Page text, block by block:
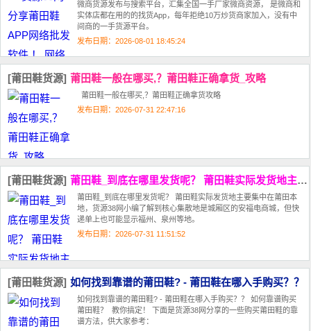
微商货源发布与搜索平台，汇集全国一手厂家微商资源， 是微商和
实体店都在用的的找货App，每年拒绝10万炒货商家加入，没有中
间商的一手货源平台。
发布日期：2026-08-01 18:45:24
[莆田鞋货源] 莆田鞋一般在哪买,？莆田鞋正确拿货_攻略
莆田鞋一般在哪买,？莆田鞋正确拿货攻略
发布日期：2026-07-31 22:47:16
[莆田鞋货源] 莆田鞋_到底在哪里发货呢？ 莆田鞋实际发货地主要集中在莆田本地‌
莆田鞋_到底在哪里发货呢？ 莆田鞋实际发货地主要集中在莆田本
地‌，货源38网小编了解到核心集散地是城厢区的安福电商城，但快
递单上也可能显示福州、泉州等地。‌‌‌
发布日期：2026-07-31 11:51:52
[莆田鞋货源] 如何找到靠谱的莆田鞋? - 莆田鞋在哪入手购买？？
如何找到靠谱的莆田鞋? - 莆田鞋在哪入手购买？？ 如何靠谱购买
莆田鞋？ 教你搞定！ 下面是货源38网分享的一些购买莆田鞋的靠
谱方法，供大家参考：